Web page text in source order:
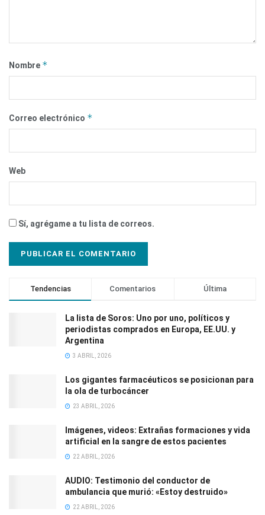
Nombre *
Correo electrónico *
Web
Sí, agrégame a tu lista de correos.
Tendencias Comentarios Última
La lista de Soros: Uno por uno, políticos y
periodistas comprados en Europa, EE.UU. y
Argentina
3 ABRIL, 2026
Los gigantes farmacéuticos se posicionan para
la ola de turbocáncer
23 ABRIL, 2026
Imágenes, videos: Extrañas formaciones y vida
artificial en la sangre de estos pacientes
22 ABRIL, 2026
AUDIO: Testimonio del conductor de
ambulancia que murió: «Estoy destruido»
22 ABRIL, 2026